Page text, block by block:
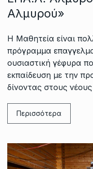
Αλμυρού»
Η Μαθητεία είναι
πρόγραμμα
ουσιαστική γέφυρα
εκπαίδευση με την
δίνοντας στους
Περισσότερα